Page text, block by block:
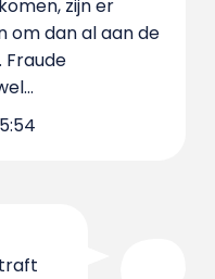
zijn er
om dan al aan de